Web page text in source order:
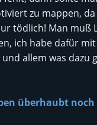
zu mappen,
tödlich! Man muß
ich habe dafür
allem was
überhaubt noch